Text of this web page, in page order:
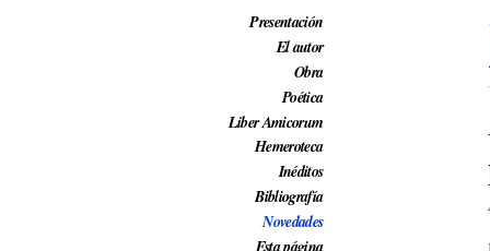
Presentación
El autor
Obra
Poética
Liber Amicorum
Hemeroteca
Inéditos
Bibliografía
Novedades
Esta página